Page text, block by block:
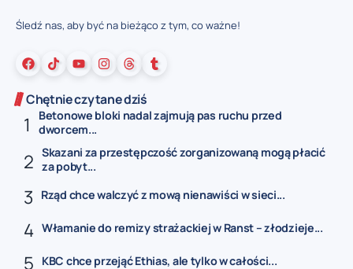
Śledź nas, aby być na bieżąco z tym, co ważne!
Chętnie czytane dziś
Betonowe bloki nadal zajmują pas ruchu przed
dworcem...
Skazani za przestępczość zorganizowaną mogą płacić
za pobyt...
Rząd chce walczyć z mową nienawiści w sieci...
Włamanie do remizy strażackiej w Ranst – złodzieje...
KBC chce przejąć Ethias, ale tylko w całości...